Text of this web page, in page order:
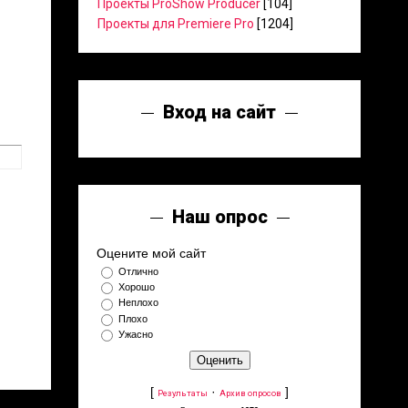
Проекты ProShow Producer [104]
Проекты для Premiere Pro [1204]
Вход на сайт
Наш опрос
Оцените мой сайт
Отлично
Хорошо
Неплохо
Плохо
Ужасно
[ Результаты · Архив опросов ]